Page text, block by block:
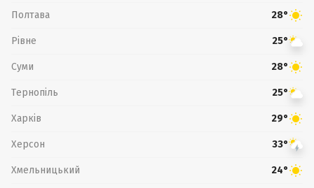
Полтава 28°
Рівне 25°
Суми 28°
Тернопіль 25°
Харків 29°
Херсон 33°
Хмельницький 24°